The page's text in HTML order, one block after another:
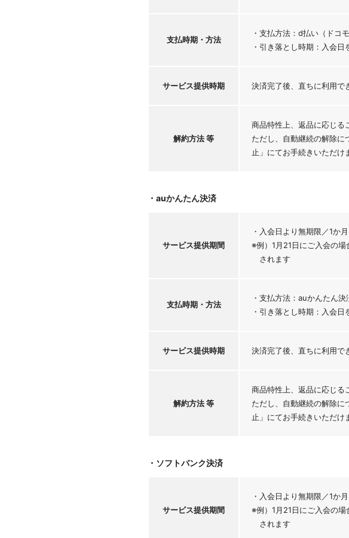
支払時期・ 方法
・支払方法：d払い（ドコ
・引き落とし時期：入会
サービス提供時期 決済完了後、直ちに利用で
解約方法 等
商品特性上、返品に応じる
ただし、自動継続の解除
止」にてお手続きいただけ
・auかんたん決済
サービス提供期間
・入会日より無期限／1か
※例）1月21日にご入会の
されます
支払時期・ 方法
・支払方法：auかんたん決
・引き落とし時期：入会
サービス提供時期 決済完了後、直ちに利用で
解約方法 等
商品特性上、返品に応じる
ただし、自動継続の解除
止」にてお手続きいただけ
・ソフトバンク決済
サービス提供期間
・入会日より無期限／1か
※例）1月21日にご入会の
されます